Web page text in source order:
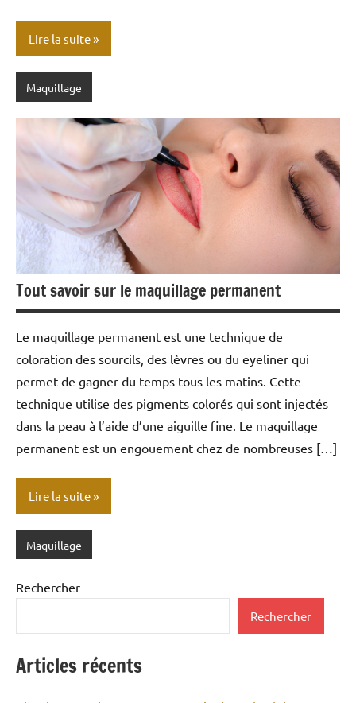
Lire la suite
Maquillage
Tout savoir sur le maquillage permanent
Le maquillage permanent est une technique de
coloration des sourcils, des lèvres ou du eyeliner qui
permet de gagner du temps tous les matins. Cette
technique utilise des pigments colorés qui sont injectés
dans la peau à l’aide d’une aiguille fine. Le maquillage
permanent est un engouement chez de nombreuses […]
Lire la suite
Maquillage
Rechercher
Rechercher
Articles récents